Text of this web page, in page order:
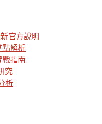
官方說明
解析
指南
究
析